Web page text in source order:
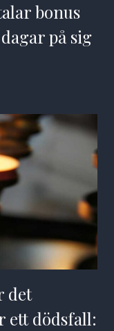
bonus
på sig
det
ett dödsfall: